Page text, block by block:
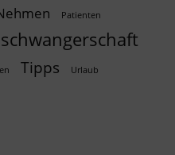
Patienten
schwangerschaft
Tipps Urlaub